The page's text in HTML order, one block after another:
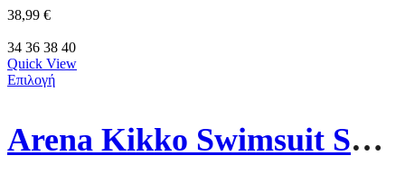
38,99 €
34 36 38 40
Quick View
Επιλογή
Arena Kikko Swimsuit Swim Pr Γυναικείο Μαγιό 010807-790 Μωβ